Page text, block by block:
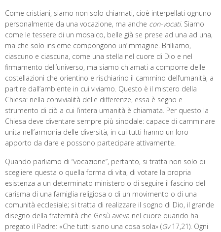
Come cristiani, siamo non solo chiamati, cioè interpellati ognuno
personalmente da una vocazione, ma anche con-vocati. Siamo
come le tessere di un mosaico, belle già se prese ad una ad una,
ma che solo insieme compongono un’immagine. Brilliamo,
ciascuno e ciascuna, come una stella nel cuore di Dio e nel
firmamento dell’universo, ma siamo chiamati a comporre delle
costellazioni che orientino e rischiarino il cammino dell’umanità, a
partire dall’ambiente in cui viviamo. Questo è il mistero della
Chiesa: nella convivialità delle differenze, essa è segno e
strumento di ciò a cui l’intera umanità è chiamata. Per questo la
Chiesa deve diventare sempre più sinodale: capace di camminare
unita nell’armonia delle diversità, in cui tutti hanno un loro
apporto da dare e possono partecipare attivamente.
Quando parliamo di “vocazione”, pertanto, si tratta non solo di
scegliere questa o quella forma di vita, di votare la propria
esistenza a un determinato ministero o di seguire il fascino del
carisma di una famiglia religiosa o di un movimento o di una
comunità ecclesiale; si tratta di realizzare il sogno di Dio, il grande
disegno della fraternità che Gesù aveva nel cuore quando ha
pregato il Padre: «Che tutti siano una cosa sola» (Gv17,21). Ogni